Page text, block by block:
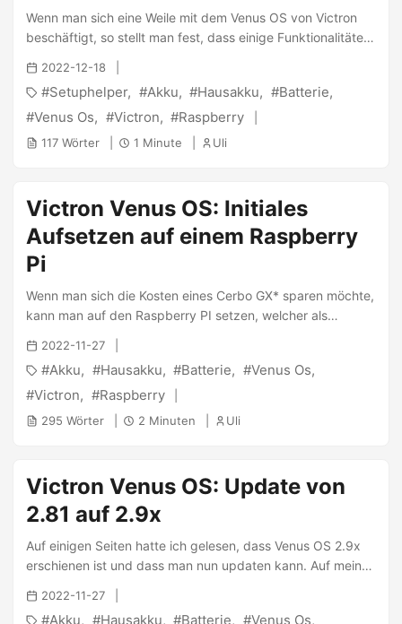
Wenn man sich eine Weile mit dem Venus OS von Victron
beschäftigt, so stellt man fest, dass einige Funktionalitäten
nachgerüstet werden können. So kann man beispielsweise
andere Zähler ins System einbinden oder Temperaturen
mitloggen. Damit das alles etwas einfacher geht, gibt es
den SetupHelper von kwindrem. Dieser fügt einen
Paketmanager im Betriebssystem hinzu sodass man relativ
2022-12-18
Setuphelper Akku Hausakku
Batterie
Venus Os
Victron Raspberry
117 Wörter 1 Minute Uli
Victron Venus OS: Initiales
Aufsetzen auf einem Raspberry
Pi
Wenn man sich die Kosten eines Cerbo GX* sparen möchte,
kann man auf den Raspberry PI setzen, welcher als
Alternative seitens Victron freigegeben ist. Um das nochmal
deutlich zu sagen: Victron stellt ein Image bereit mit dem
die Funktionalität des Cerbo GX auf einem Raspberry Pi
läuft. Und das gratis. Leider sind momentan Raspberry Pis
auch teilweise unbezahlbar* - aber manchmal hat man ja
2022-11-27
Akku Hausakku Batterie
Venus Os
Victron
Raspberry
295 Wörter 2 Minuten Uli
Victron Venus OS: Update von
2.81 auf 2.9x
Auf einigen Seiten hatte ich gelesen, dass Venus OS 2.9x
erschienen ist und dass man nun updaten kann. Auf meiner
Raspberry basierten Installation konnte ich dies aber über
den Update Check nicht sehen. Auf die richtige Spur
2022-11-27
Akku Hausakku Batterie Venus Os